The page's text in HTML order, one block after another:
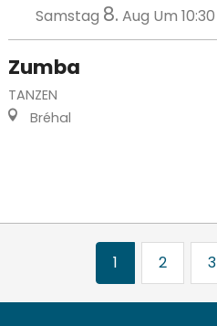
Samstag 8. Aug Um 10:30
Zumba
TANZEN
Bréhal
1 2 3